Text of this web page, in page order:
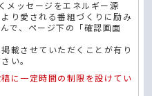
メッセージをエネルギー源
り愛される番組づくりに励み
で、ページ下の「確認画面
載させていただくことが有り
い。
に一定時間の制限を設けてい